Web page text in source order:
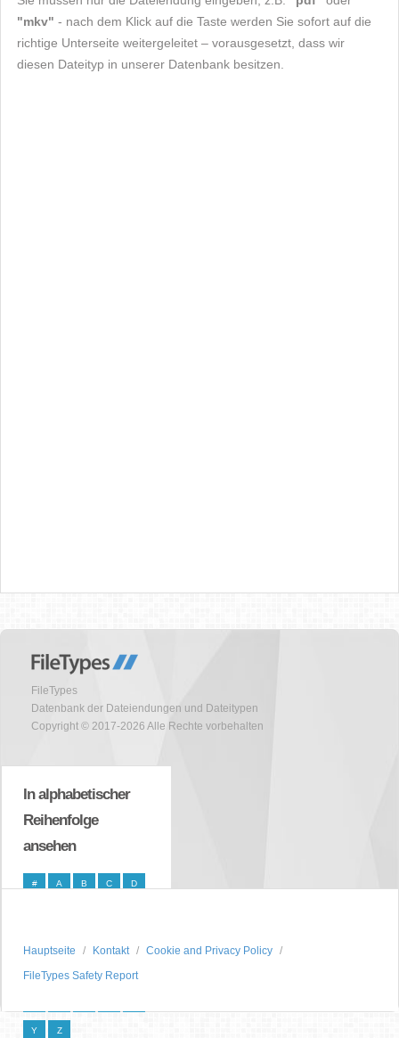
"mkv" - nach dem Klick auf die Taste werden Sie sofort auf die
richtige Unterseite weitergeleitet – vorausgesetzt, dass wir
diesen Dateityp in unserer Datenbank besitzen.
FileTypes
Datenbank der Dateiendungen und Dateitypen
Copyright © 2017-2026 Alle Rechte vorbehalten
In alphabetischer
Reihenfolge
ansehen
# A B C D
O P Q R S
Y Z
Hauptseite Kontakt
Cookie and Privacy Policy
FileTypes Safety Report